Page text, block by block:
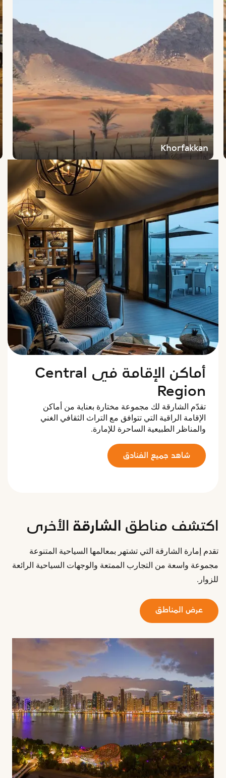
Khorfakkan
أماكن الإقامة في Central
Region
تقدّم الشارقة لك مجموعة مختارة بعناية من أماكن
الإقامة الراقية التي تتوافق مع التراث الثقافي الغني
والمناظر الطبيعية الساحرة للإمارة.
شاهد جميع الفنادق
اكتشف مناطق الشارقة الأخرى
تقدم إمارة الشارقة التي تشتهر بمعالمها السياحية المتنوعة
مجموعة واسعة من التجارب الممتعة والوجهات السياحية الرائعة
للزوار.
عرض المناطق